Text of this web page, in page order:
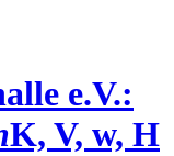
e.V.:
K, V, w, H